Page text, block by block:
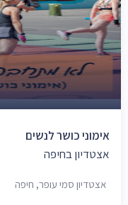
אימוני כושר לנשים
אצטדיון בחיפה
אצטדיון סמי עופר, חיפה